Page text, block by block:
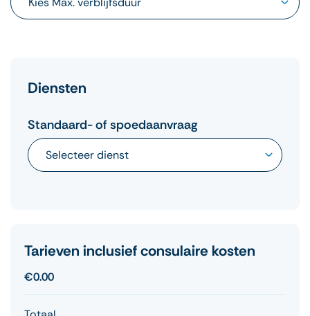
Diensten
Standaard- of spoedaanvraag
Tarieven inclusief consulaire kosten
€0.00